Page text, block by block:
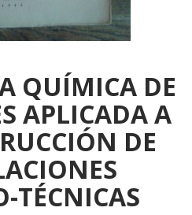
QUÍMICA DE
APLICADA A
DE
TÉCNICAS